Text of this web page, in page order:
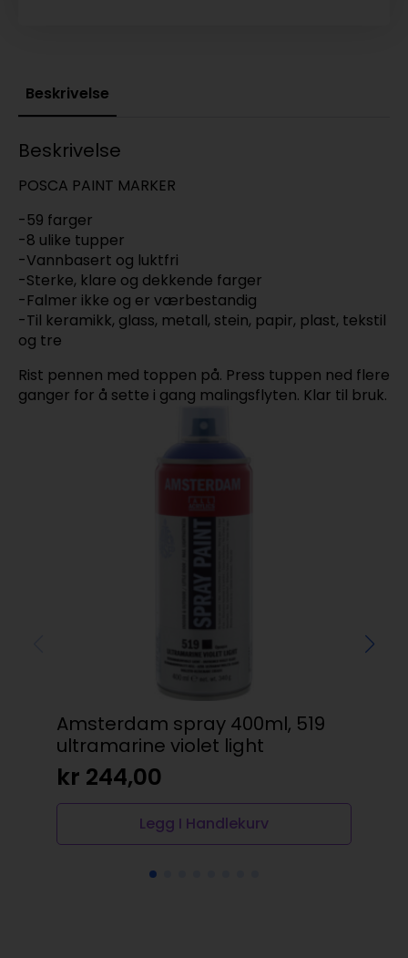
Beskrivelse
Beskrivelse
POSCA PAINT MARKER
-59 farger
-8 ulike tupper
-Vannbasert og luktfri
-Sterke, klare og dekkende farger
-Falmer ikke og er værbestandig
-Til keramikk, glass, metall, stein, papir, plast, tekstil
og tre
Rist pennen med toppen på. Press tuppen ned flere
ganger for å sette i gang malingsflyten. Klar til bruk.
Amsterdam spray 400ml, 519
ultramarine violet light
kr 244,00
Legg I Handlekurv